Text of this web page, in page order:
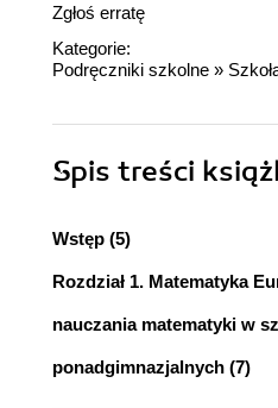
Zgłoś erratę
Kategorie:
Podręczniki szkolne »
Spis treści
Wstęp (5)
Rozdział 1. Matematyka
nauczania matematyki w
ponadgimnazjalnych (7)